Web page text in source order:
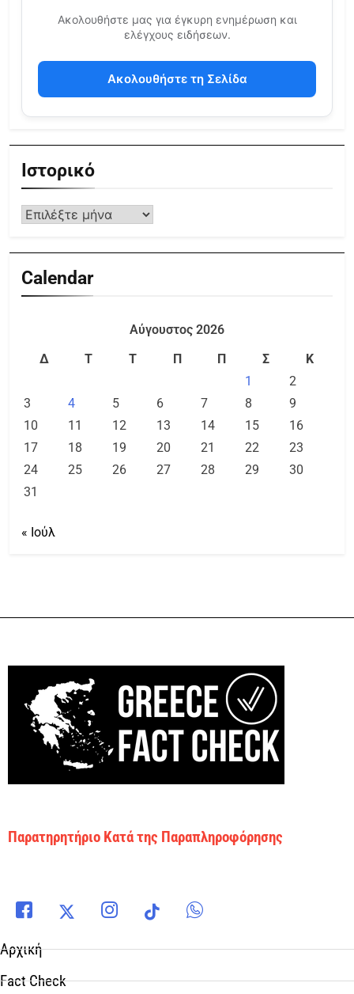
Ακολουθήστε μας για έγκυρη ενημέρωση και
ελέγχους ειδήσεων.
Ακολουθήστε τη Σελίδα
Ιστορικό
Calendar
Αύγουστος 2026
Δ
Τ Τ Π Π Σ
Κ
1
2
3
4 5 6 7 8
9
10
11 12 13 14 15
16
17
18 19 20 21 22
23
24
25 26 27 28 29
30
31
« Ιούλ
Παρατηρητήριο Κατά της Παραπληροφόρησης
Αρχική
Fact Check